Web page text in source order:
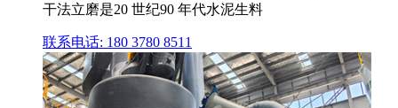
干法立磨是20 世纪90 年代水泥生料
联系电话: 180 3780 8511